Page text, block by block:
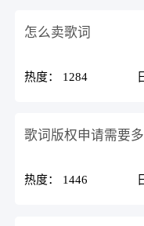
怎么卖歌词
热度： 1284
歌词版权申请需要
热度： 1446